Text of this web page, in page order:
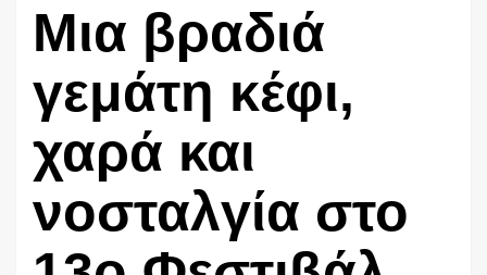
Μια βραδιά
γεμάτη κέφι,
χαρά και
νοσταλγία στο